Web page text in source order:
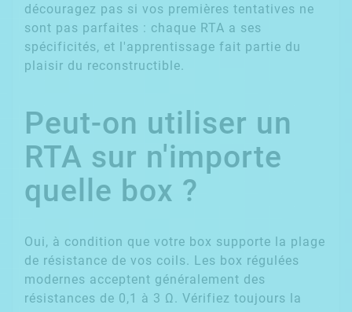
découragez pas si vos premières tentatives ne
sont pas parfaites : chaque RTA a ses
spécificités, et l'apprentissage fait partie du
plaisir du reconstructible.
Peut-on utiliser un
RTA sur n'importe
quelle box ?
Oui, à condition que votre box supporte la plage
de résistance de vos coils. Les box régulées
modernes acceptent généralement des
résistances de 0,1 à 3 Ω. Vérifiez toujours la